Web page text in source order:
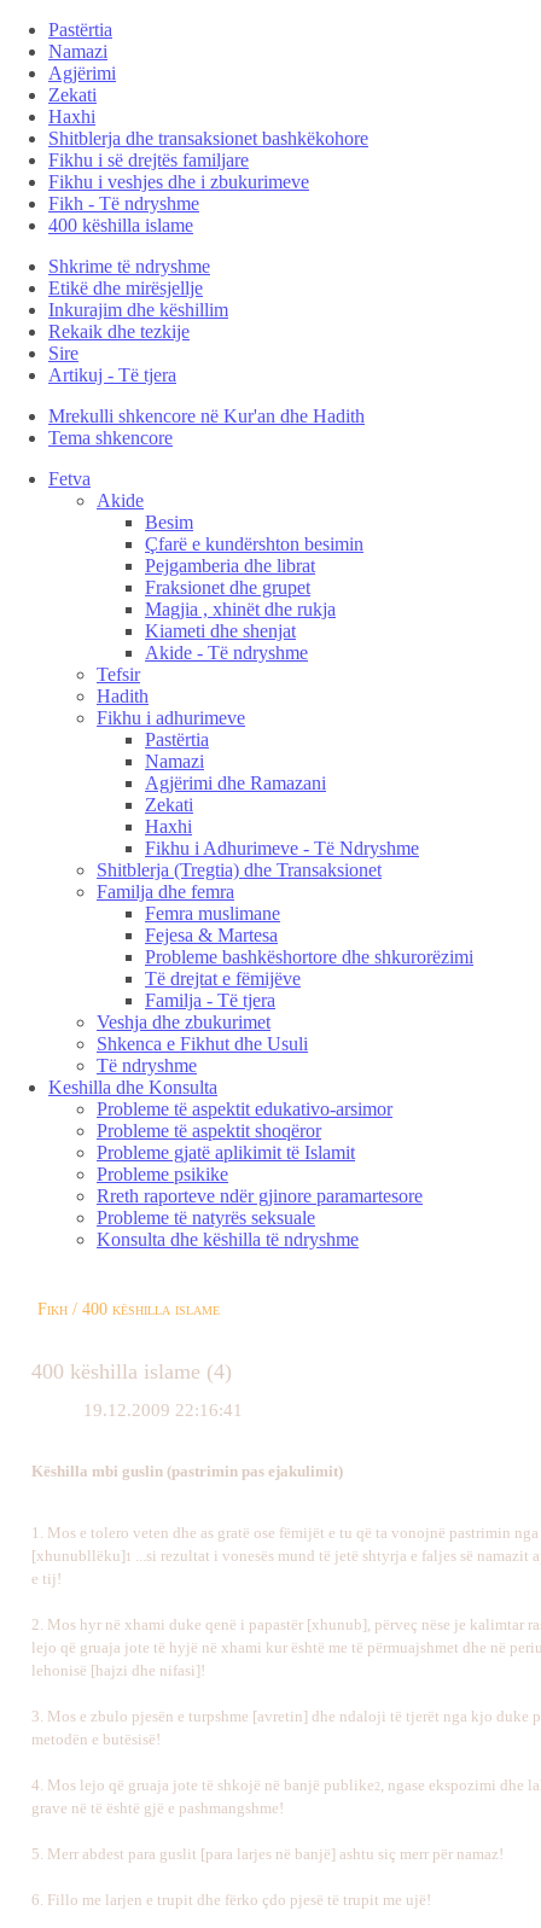
Pastërtia
Namazi
Agjërimi
Zekati
Haxhi
Shitblerja dhe transaksionet bashkëkohore
Fikhu i së drejtës familjare
Fikhu i veshjes dhe i zbukurimeve
Fikh - Të ndryshme
400 këshilla islame
Shkrime të ndryshme
Etikë dhe mirësjellje
Inkurajim dhe këshillim
Rekaik dhe tezkije
Sire
Artikuj - Të tjera
Mrekulli shkencore në Kur'an dhe Hadith
Tema shkencore
Fetva
Akide
Besim
Çfarë e kundërshton besimin
Pejgamberia dhe librat
Fraksionet dhe grupet
Magjia , xhinët dhe rukja
Kiameti dhe shenjat
Akide - Të ndryshme
Tefsir
Hadith
Fikhu i adhurimeve
Pastërtia
Namazi
Agjërimi dhe Ramazani
Zekati
Haxhi
Fikhu i Adhurimeve - Të Ndryshme
Shitblerja (Tregtia) dhe Transaksionet
Familja dhe femra
Femra muslimane
Fejesa & Martesa
Probleme bashkëshortore dhe shkurorëzimi
Të drejtat e fëmijëve
Familja - Të tjera
Veshja dhe zbukurimet
Shkenca e Fikhut dhe Usuli
Të ndryshme
Keshilla dhe Konsulta
Probleme të aspektit edukativo-arsimor
Probleme të aspektit shoqëror
Probleme gjatë aplikimit të Islamit
Probleme psikike
Rreth raporteve ndër gjinore paramartesore
Probleme të natyrës seksuale
Konsulta dhe këshilla të ndryshme
Fikh / 400 këshilla islame
400 këshilla islame (4)
19.12.2009 22:16:41
Këshilla mbi guslin (pastrimin pas ejakulimit)
1. Mos e tolero veten dhe as gratë ose fëmijët e tu që ta vonojnë pastrimin
[xhunubllëku]1 ...si rezultat i vonesës mund të jetë shtyrja e faljes së namazit
e tij!
2. Mos hyr në xhami duke qenë i papastër [xhunub], përveç nëse je kalimtar
lejo që gruaja jote të hyjë në xhami kur është me të përmuajshmet dhe në
lehonisë [hajzi dhe nifasi]!
3. Mos e zbulo pjesën e turpshme [avretin] dhe ndaloji të tjerët nga kjo duke
metodën e butësisë!
4. Mos lejo që gruaja jote të shkojë në banjë publike2, ngase ekspozimi dhe
grave në të është gjë e pashmangshme!
5. Merr abdest para guslit [para larjes në banjë] ashtu siç merr për namaz!
6. Fillo me larjen e trupit dhe fërko çdo pjesë të trupit me ujë!